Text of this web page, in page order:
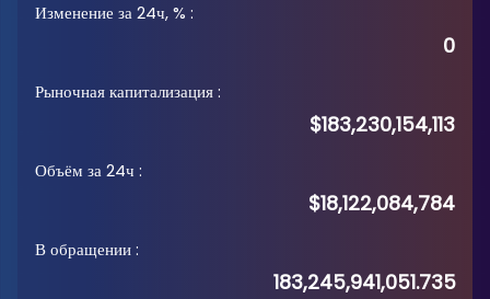
Изменение за 24ч, % :
0
Рыночная капитализация:
$183,230,154,113
Объём за 24ч :
$18,122,084,784
В обращении:
183,245,941,051.735